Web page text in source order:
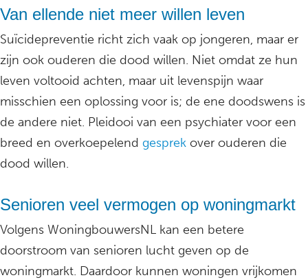
Van ellende niet meer willen leven
Suïcidepreventie richt zich vaak op jongeren, maar er
zijn ook ouderen die dood willen. Niet omdat ze hun
leven voltooid achten, maar uit levenspijn waar
misschien een oplossing voor is; de ene doodswens is
de andere niet. Pleidooi van een psychiater voor een
breed en overkoepelend gesprek over ouderen die
dood willen.
Senioren veel vermogen op woningmarkt
Volgens WoningbouwersNL kan een betere
doorstroom van senioren lucht geven op de
woningmarkt. Daardoor kunnen woningen vrijkomen